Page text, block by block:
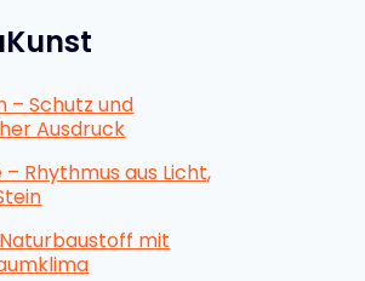
– Schutz und
Ausdruck
Rhythmus aus Licht,
mit